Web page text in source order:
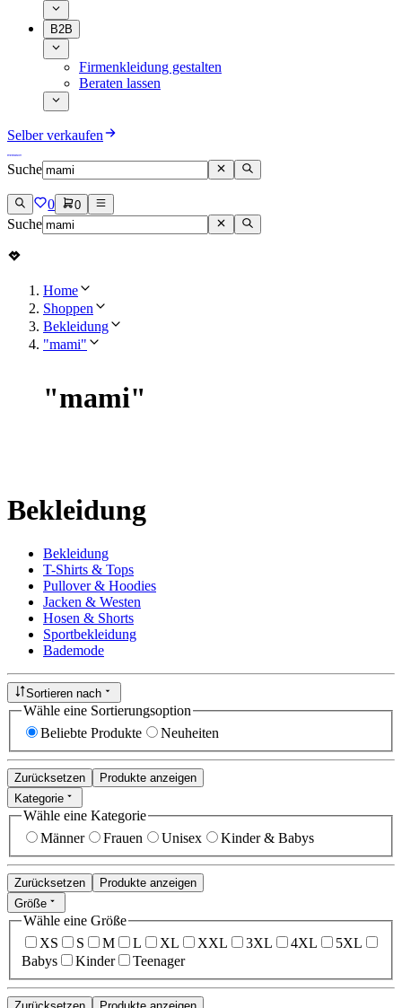
B2B
Firmenkleidung gestalten
Beraten lassen
Selber verkaufen
Suche
0 0
Suche
Home
Shoppen
Bekleidung
"mami"
"mami"
Bekleidung
Bekleidung
T-Shirts & Tops
Pullover & Hoodies
Jacken & Westen
Hosen & Shorts
Sportbekleidung
Bademode
Sortieren nach
Wähle eine Sortierungsoption
Beliebte Produkte
Neuheiten
Zurücksetzen
Produkte anzeigen
Kategorie
Wähle eine Kategorie
Männer
Frauen Unisex Kinder & Babys
Zurücksetzen
Produkte anzeigen
Größe
Wähle eine Größe
XS
S M L XL XXL 3XL 4XL
5XL
Babys
Kinder Teenager